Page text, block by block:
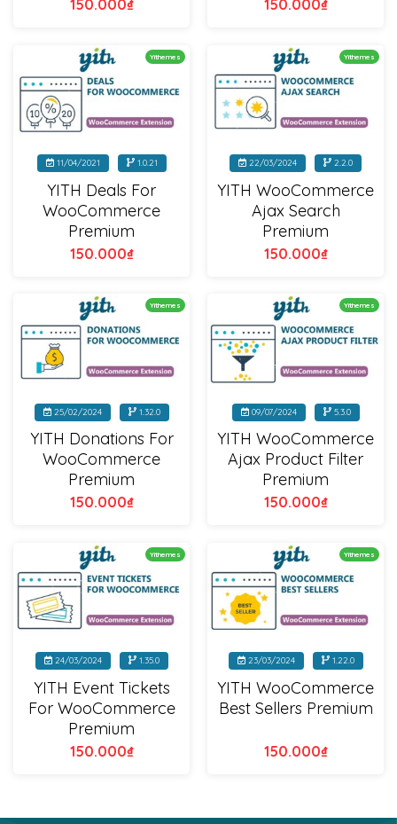
150.000₫ 150.000₫
Yithemes
11/04/2021 1.0.21
YITH Deals For
WooCommerce
Premium
150.000₫
Yithemes
22/03/2024 2.2.0
YITH WooCommerce
Ajax Search
Premium
150.000₫
Yithemes
25/02/2024 1.32.0
YITH Donations For
WooCommerce
Premium
150.000₫
Yithemes
09/07/2024 5.3.0
YITH WooCommerce
Ajax Product Filter
Premium
150.000₫
Yithemes
24/03/2024 1.35.0
YITH Event Tickets
For WooCommerce
Premium
150.000₫
Yithemes
23/03/2024 1.22.0
YITH WooCommerce
Best Sellers Premium
150.000₫